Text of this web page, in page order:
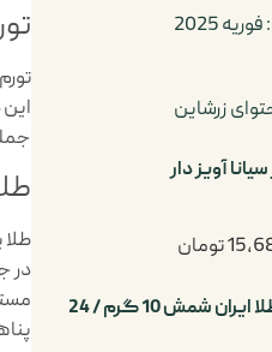
2025
زرشاین
آویز دار
تومان
شمش طلا ایران شمش 10 گرم / 24
در